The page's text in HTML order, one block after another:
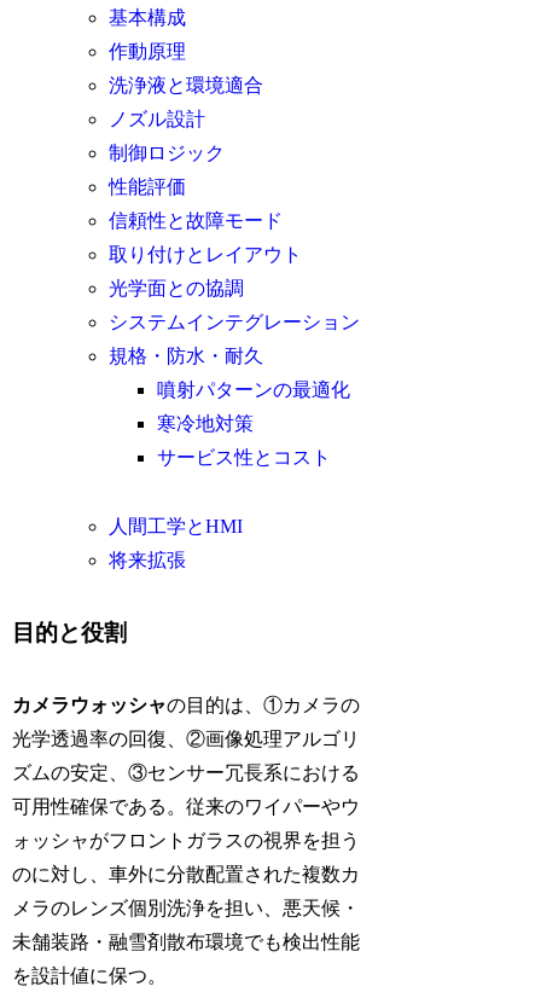
基本構成
作動原理
洗浄液と環境適合
ノズル設計
制御ロジック
性能評価
信頼性と故障モード
取り付けとレイアウト
光学面との協調
システムインテグレーション
規格・防水・耐久
噴射パターンの最適化
寒冷地対策
サービス性とコスト
人間工学とHMI
将来拡張
目的と役割
カメラウォッシャの目的は、①カメラの
光学透過率の回復、②画像処理アルゴリ
ズムの安定、③センサー冗長系における
可用性確保である。従来のワイパーやウ
ォッシャがフロントガラスの視界を担う
のに対し、車外に分散配置された複数カ
メラのレンズ個別洗浄を担い、悪天候・
未舗装路・融雪剤散布環境でも検出性能
を設計値に保つ。